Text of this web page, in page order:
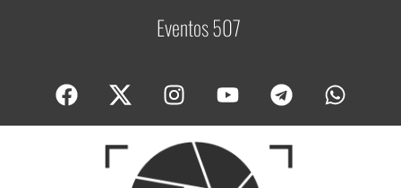
Eventos 507C